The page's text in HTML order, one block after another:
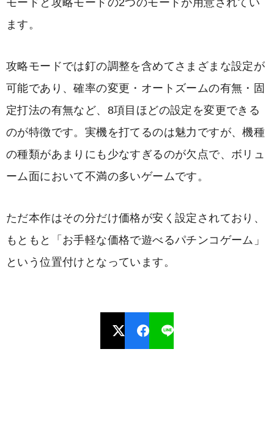
モードと攻略モードの2つのモードが用意されてい
ます。
攻略モードでは釘の調整を含めてさまざまな設定が
可能であり、確率の変更・オートズームの有無・固
定打法の有無など、8項目ほどの設定を変更できる
のが特徴です。実機を打てるのは魅力ですが、機種
の種類があまりにも少なすぎるのが欠点で、ボリュ
ーム面において不満の多いゲームです。
ただ本作はその分だけ価格が安く設定されており、
もともと「お手軽な価格で遊べるパチンコゲーム」
という位置付けとなっています。